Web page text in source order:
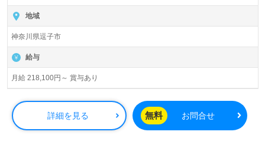
地域
神奈川県逗子市
給与
月給 218,100円～ 賞与あり
詳細を見る 無料 お問合せ